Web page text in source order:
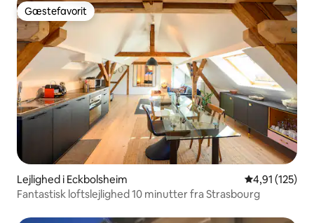
Gæstefavorit
Gæstefavorit
Lejlighed i Eckbolsheim 4,91 ud af 5 i
4,91 (125)
Fantastisk loftslejlighed 10 minutter fra Strasbourg